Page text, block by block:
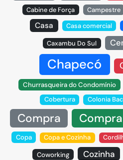
Cabine de Força Campestre
Casa Casa comercial
Caxambu Do Sul
Chapecó
Churrasqueira do Condomínio
Cobertura
Colonia
Compra
Copa Copa e Cozinha
Coworking Cozinha